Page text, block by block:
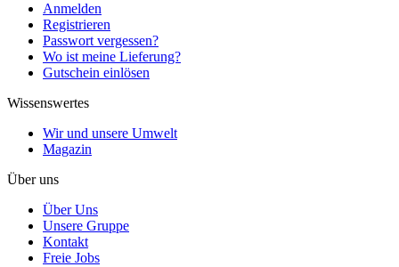
Anmelden
Registrieren
Passwort vergessen?
Wo ist meine Lieferung?
Gutschein einlösen
Wissenswertes
Wir und unsere Umwelt
Magazin
Über uns
Über Uns
Unsere Gruppe
Kontakt
Freie Jobs